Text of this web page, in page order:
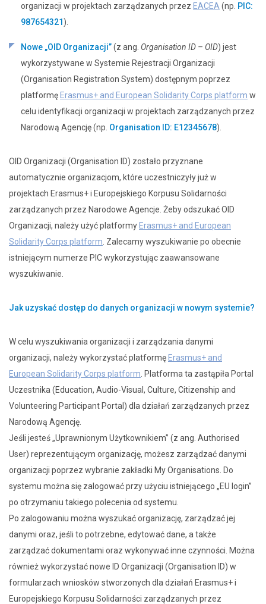
organizacji w projektach zarządzanych przez EACEA (np. PIC:
987654321 ).
Nowe „OID Organizacji”(z ang. Organisation ID – OID) jest
wykorzystywane w Systemie Rejestracji Organizacji
(Organisation Registration System) dostępnym poprzez
platformę Erasmus+ and European Solidarity Corps platform w
celu identyfikacji organizacji w projektach zarządzanych przez
Narodową Agencję (np. Organisation ID: E12345678).
OID Organizacji (Organisation ID) zostało przyznane
automatycznie organizacjom, które uczestniczyły już w
projektach Erasmus+ i Europejskiego Korpusu Solidarności
zarządzanych przez Narodowe Agencje. Żeby odszukać OID
Organizacji, należy użyć platformy Erasmus+ and European
Solidarity Corps platform . Zalecamy wyszukiwanie po obecnie
istniejącym numerze PIC wykorzystując zaawansowane
wyszukiwanie.
Jak uzyskać dostęp do danych organizacji w nowym systemie?
W celu wyszukiwania organizacji i zarządzania danymi
organizacji, należy wykorzystać platformę Erasmus+ and
European Solidarity Corps platform . Platforma ta zastąpiła Portal
Uczestnika (Education, Audio-Visual, Culture, Citizenship and
Volunteering Participant Portal) dla działań zarządzanych przez
Narodową Agencję.
Jeśli jesteś „Uprawnionym Użytkownikiem” (z ang. Authorised
User) reprezentującym organizację, możesz zarządzać danymi
organizacji poprzez wybranie zakładki My Organisations. Do
systemu można się zalogować przy użyciu istniejącego „EU login”
po otrzymaniu takiego polecenia od systemu.
Po zalogowaniu można wyszukać organizację, zarządzać jej
danymi oraz, jeśli to potrzebne, edytować dane, a także
zarządzać dokumentami oraz wykonywać inne czynności. Można
również wykorzystać nowe ID Organizacji (Organisation ID) w
formularzach wniosków stworzonych dla działań Erasmus+ i
Europejskiego Korpusu Solidarności zarządzanych przez